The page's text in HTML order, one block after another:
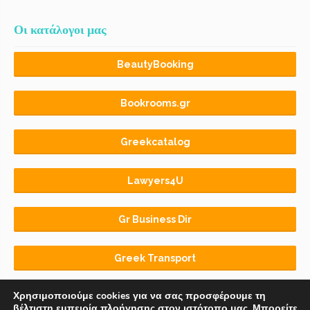
Οι κατάλογοι μας
BeautyBooking
Bookrooms.gr
Greekcatalog
Lawyers4U
Gr Business Dir
Greek Transport
Χρησιμοποιούμε cookies για να σας προσφέρουμε τη